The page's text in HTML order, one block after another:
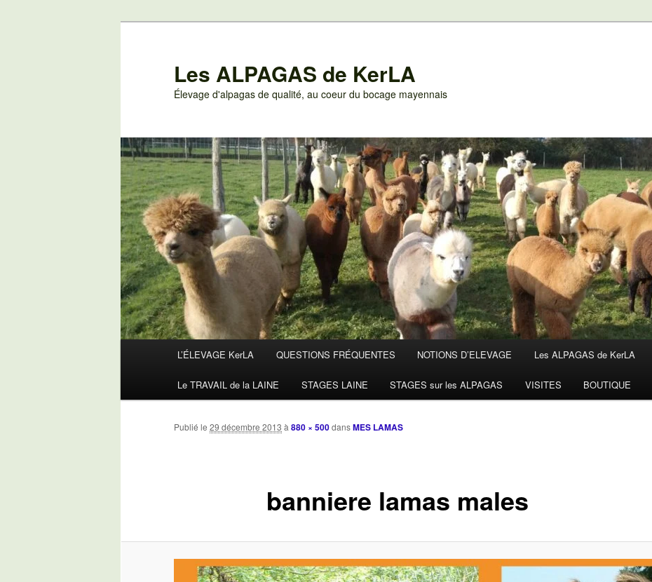
Les ALPAGAS de KerLA
Élevage d'alpagas de qualité, au coeur du bocage mayennais
L’ÉLEVAGE KerLA QUESTIONS FRÉQUENTES NOTIONS D’ELEVAGE Les ALPAGAS de KerLA
Le TRAVAIL de la LAINE STAGES LAINE STAGES sur les ALPAGAS VISITES BOUTIQUE
banniere lamas males
Publié le 29 décembre 2013 à880 × 500dansMES LAMAS